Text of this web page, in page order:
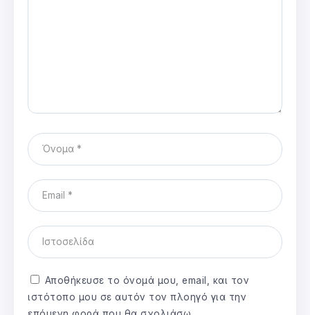
Αποθήκευσε το όνομά μου, email, και τον
ιστότοπο μου σε αυτόν τον πλοηγό για την